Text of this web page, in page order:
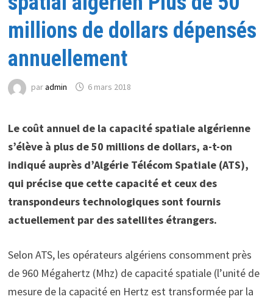
millions de dollars dépensés
annuellement
paradmin 6 mars 2018
Le coût annuel de la capacité spatiale algérienne
s’élève à plus de 50 millions de dollars, a-t-on
indiqué auprès d’Algérie Télécom Spatiale (ATS),
qui précise que cette capacité et ceux des
transpondeurs technologiques sont fournis
actuellement par des satellites étrangers.
Selon ATS, les opérateurs algériens consomment près
de 960 Mégahertz (Mhz) de capacité spatiale (l’unité de
mesure de la capacité en Hertz est transformée par la